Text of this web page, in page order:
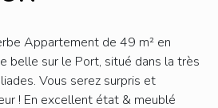
Appartement de 49 m² en
belle sur le Port, situé dans la très
Vous serez surpris et
! En excellent état & meublé